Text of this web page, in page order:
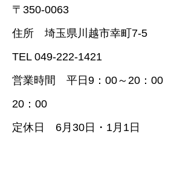
〒350-0063
住所 埼玉県川越市幸町7-5
TEL 049-222-1421
営業時間 平日9：00～20：00
20：00
定休日 6月30日・1月1日